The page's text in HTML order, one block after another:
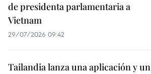
de presidenta parlamentaria a
Vietnam
29/07/2026 09:42
Tailandia lanza una aplicación y un